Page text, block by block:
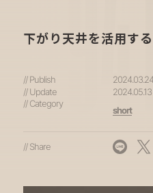
94
下がり天井を活用する
// Publish
2024.03.24
// Update
2024.05.13
// Category
short
// Share